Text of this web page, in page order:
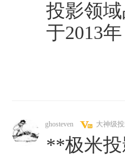
投影领
于2013
ghosteven 大神级
**极米